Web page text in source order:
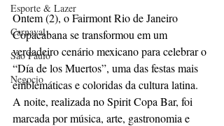
Esporte & Lazer
Carnaval
São Paulo
Negocio
Ontem (2), o Fairmont Rio de Janeiro
Copacabana se transformou em um
verdadeiro cenário mexicano para celebrar o
“Día de los Muertos”, uma das festas mais
emblemáticas e coloridas da cultura latina.
A noite, realizada no Spirit Copa Bar, foi
marcada por música, arte, gastronomia e